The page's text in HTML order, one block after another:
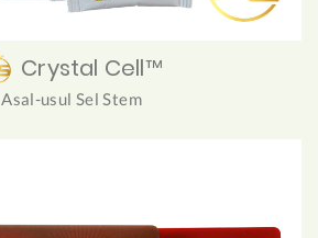
Crystal Cell™
Asal-usul Sel Stem